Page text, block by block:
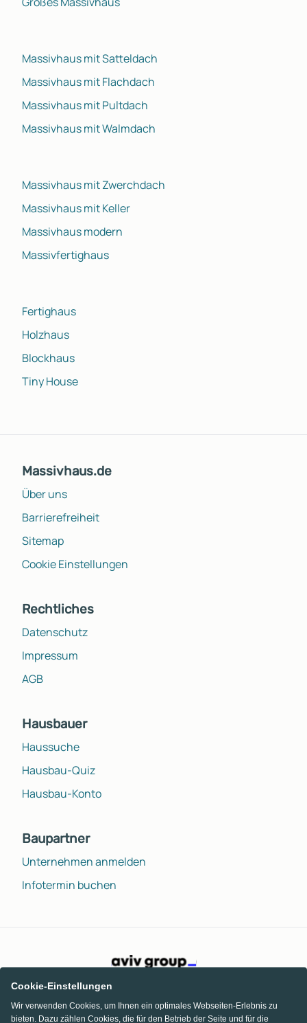
Massivhaus mit Satteldach
Massivhaus mit Flachdach
Massivhaus mit Pultdach
Massivhaus mit Walmdach
Massivhaus mit Zwerchdach
Massivhaus mit Keller
Massivhaus modern
Massivfertighaus
Fertighaus
Holzhaus
Blockhaus
Tiny House
Massivhaus.de
Über uns
Barrierefreiheit
Sitemap
Cookie Einstellungen
Rechtliches
Datenschutz
Impressum
AGB
Hausbauer
Haussuche
Hausbau-Quiz
Hausbau-Konto
Baupartner
Unternehmen anmelden
Infotermin buchen
Cookie-Einstellungen
Wir verwenden Cookies, um Ihnen ein optimales Webseiten-Erlebnis zu
bieten. Dazu zählen Cookies, die für den Betrieb der Seite und für die